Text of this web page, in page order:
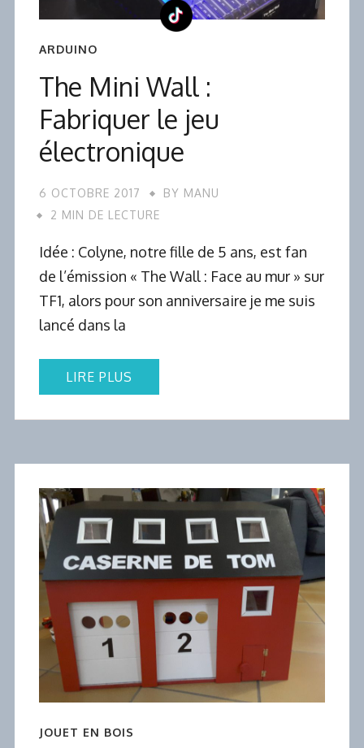
ARDUINO
The Mini Wall :
Fabriquer le jeu
électronique
6 OCTOBRE 2017 BY MANU
2 MIN DE LECTURE
Idée : Colyne, notre fille de 5 ans, est fan
de l’émission « The Wall : Face au mur » sur
TF1, alors pour son anniversaire je me suis
lancé dans la
LIRE PLUS
JOUET EN BOIS